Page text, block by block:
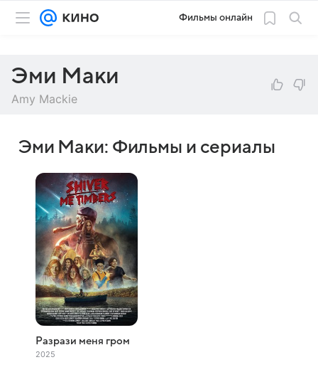
Фильмы онлайн
Эми Маки
Amy Mackie
Эми Маки: Фильмы и сериалы
Разрази меня гром
2025